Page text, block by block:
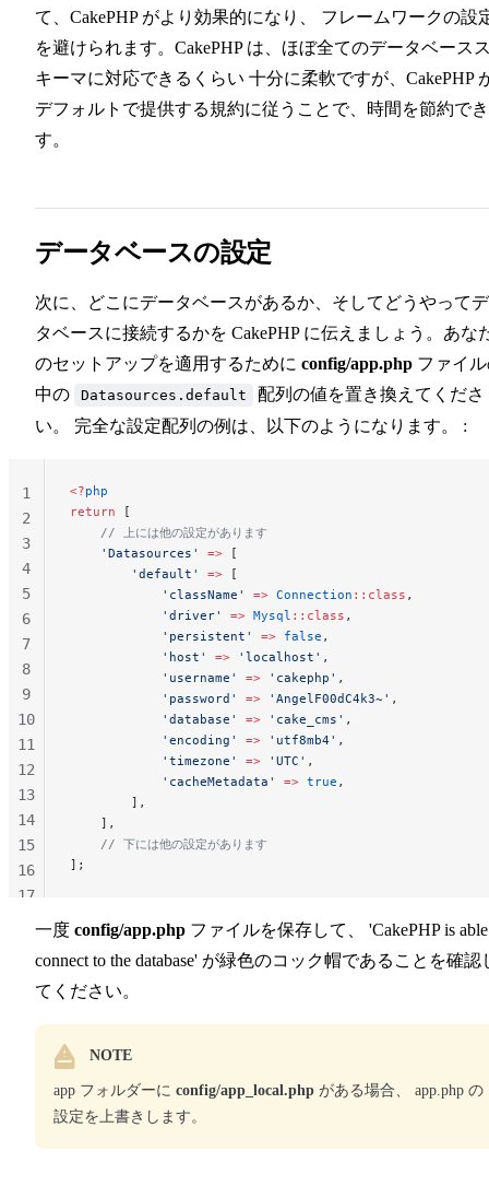
て、CakePHP がより効果的になり、 フレームワークの設
を避けられます。CakePHP は、ほぼ全てのデータベース
キーマに対応できるくらい 十分に柔軟ですが、CakePHP
デフォルトで提供する規約に従うことで、時間を節約で
す。
データベースの設定
次に、どこにデータベースがあるか、そしてどうやって
タベースに接続するかを CakePHP に伝えましょう。あな
のセットアップを適用するために config/app.php ファイ
中の
Datasources.default
配列の値を置き換えてくださ
い。 完全な設定配列の例は、以下のようになります。 :
<?php
return [
    // 上には他の設定があります
    'Datasources'
=> [
        'default'
=> [
            'className'
=> Connection ::class ,
            'driver'
=> Mysql ::class ,
            'persistent'
=> false ,
            'host'
=> 'localhost' ,
            'username'
=> 'cakephp' ,
            'password'
=> 'AngelF00dC4k3~' ,
            'database'
=> 'cake_cms' ,
            'encoding'
=> 'utf8mb4' ,
            'timezone'
=> 'UTC' ,
            'cacheMetadata'
=> true ,
        ],
    ],
    // 下には他の設定があります
];
1
2
3
4
5
6
7
8
9
10
11
12
13
14
15
16
17
一度 config/app.php ファイルを保存して、 'CakePHP is
connect to the database' が緑色のコック帽であることを確認
てください。
NOTE
app フォルダーに config/app_local.php がある場合、 app.php の
設定を上書きします。